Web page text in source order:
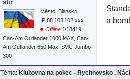
štír
Město: Blansko
IP:88.103.102.xxx
Offline 1/18419
Can-Am Outlander 1000 MAX, Can-
Am Outlander 650 Max, SMC Jumbo
300
a
Téma: Klubovna na pokec - Rychnovsko ,